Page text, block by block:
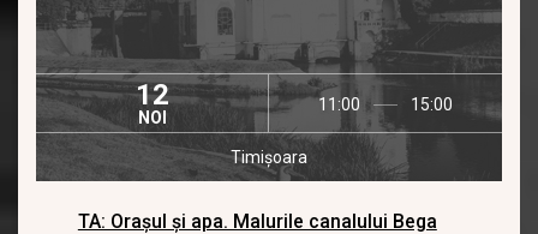
12
NOI
11:00 15:00
Timișoara
TA: Orașul și apa. Malurile canalului Bega